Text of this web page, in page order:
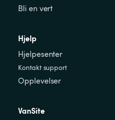
Bli en vert
Hjelp
Hjelpesenter
Kontakt support
Opplevelser
VanSite